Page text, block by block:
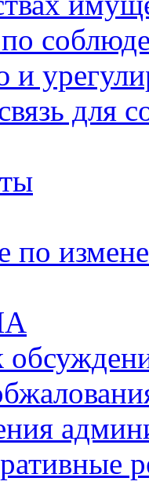
и
для
по